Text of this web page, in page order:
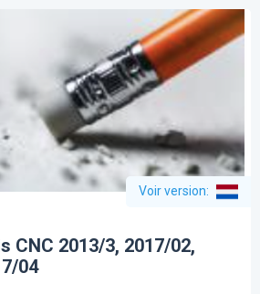
Voir version:
CNC 2013/3, 2017/02,
04